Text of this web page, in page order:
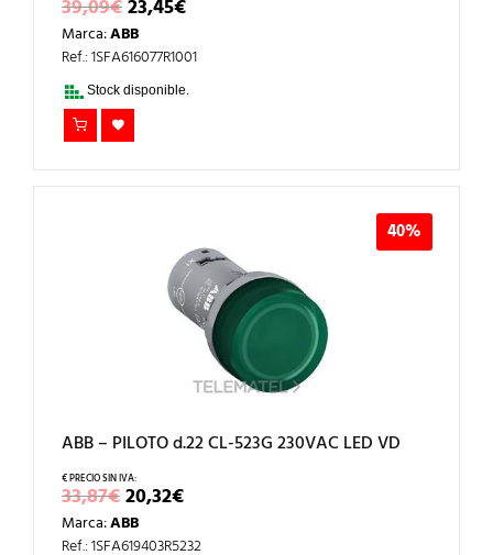
39,09€PRECIO
ORIGINAL
ERA:
39,09€.
23,45€PRECIO
ES:
Marca:ABB
Ref.: 1SFA616077R1001
Stock disponible.
40%
ABB – PILOTO d.22 CL-523G 230VAC LED VD
33,87€EL
PRECIO
ORIGINAL
20,32€EL
PRECIO
Marca:ABB
Ref.: 1SFA619403R5232